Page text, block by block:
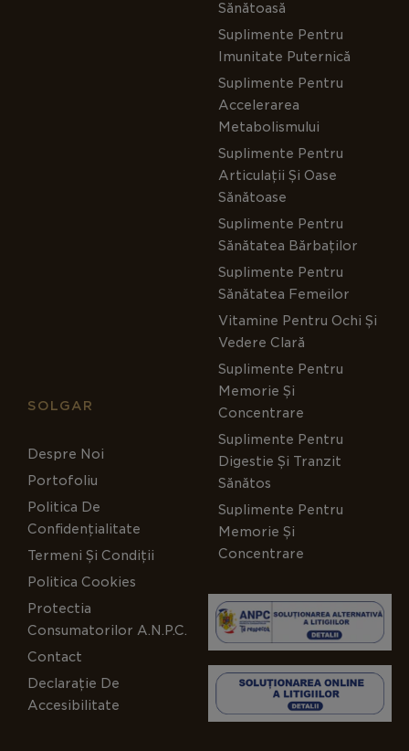
Sănătoasă
Suplimente Pentru
Imunitate Puternică
Suplimente Pentru
Accelerarea
Metabolismului
Suplimente Pentru
Articulații Și Oase
Sănătoase
Suplimente Pentru
Sănătatea Bărbaților
Suplimente Pentru
Sănătatea Femeilor
Vitamine Pentru Ochi Și
Vedere Clară
Suplimente Pentru
Memorie Și
Concentrare
Suplimente Pentru
Digestie Și Tranzit
Sănătos
Suplimente Pentru
Memorie Și
Concentrare
SOLGAR
Despre Noi
Portofoliu
Politica De
Confidențialitate
Termeni Și Condiții
Politica Cookies
Protectia
Consumatorilor A.N.P.C.
Contact
Declarație De
Accesibilitate